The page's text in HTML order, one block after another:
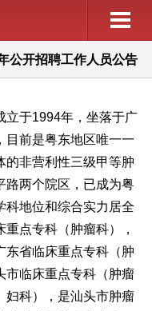
公开招聘工作人员公告
立于1994年，坐落于广
前是粤东地区唯一一
的非营利性三级甲等肿
路两个院区，已成为粤
科地位和综合实力居全
点专科（肿瘤科），
东省临床重点专科（肿
市临床重点专科（肿瘤
妇科），是汕头市肿瘤